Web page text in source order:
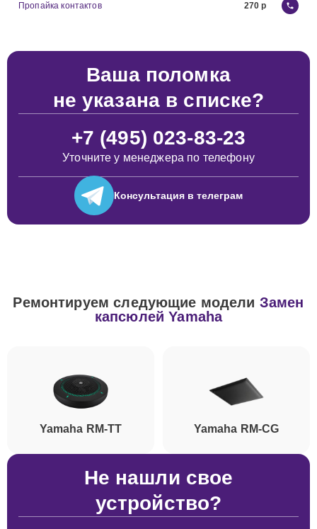
Пропайка контактов 270
Ваша поломка
не указана в списке?
+7 (495) 023-83-23
Уточните у менеджера по телефону
Консультация в телеграм
Ремонтируем следующие модели Замен
капсюлей Yamaha
Yamaha RM-TT Yamaha RM-CG
Не нашли свое
устройство?